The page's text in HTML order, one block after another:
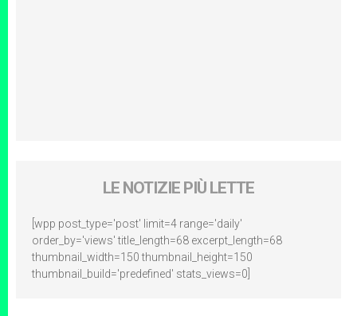
LE NOTIZIE PIÙ LETTE
[wpp post_type='post' limit=4 range='daily'
order_by='views' title_length=68 excerpt_length=68
thumbnail_width=150 thumbnail_height=150
thumbnail_build='predefined' stats_views=0]